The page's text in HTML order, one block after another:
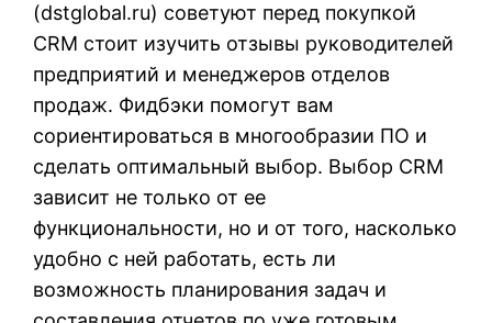
(dstglobal.ru) советуют перед покупкой
CRM стоит изучить отзывы руководителей
предприятий и менеджеров отделов
продаж. Фидбэки помогут вам
сориентироваться в многообразии ПО и
сделать оптимальный выбор. Выбор CRM
зависит не только от ее
функциональности, но и от того, насколько
удобно с ней работать, есть ли
возможность планирования задач и